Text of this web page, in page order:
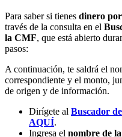
Para saber si tienes dinero
través de la consulta en el
la CMF, que está abierto
pasos:
A continuación, te saldrá el
correspondiente y el monto,
de origen y de información.
Dirígete al Buscador
AQUÍ.
Ingresa el nombre de